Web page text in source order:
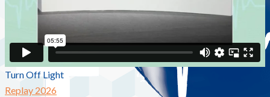
Turn Off Light
Replay 2026